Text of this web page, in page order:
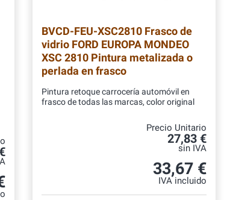
BVCD-FEU-XSC2810 Frasco de
vidrio FORD EUROPA MONDEO
XSC 2810 Pintura metalizada o
perlada en frasco
Pintura retoque carrocería automóvil en
frasco de todas las marcas, color original
Precio Unitario
27,83 €
sin IVA
33,67 €
IVA incluido